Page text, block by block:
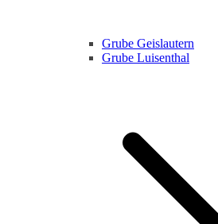
Grube Geislautern
Grube Luisenthal